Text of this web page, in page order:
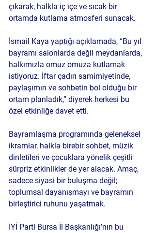
çıkarak, halkla iç içe ve sıcak bir
ortamda kutlama atmosferi sunacak.
İsmail Kaya yaptığı açıklamada, “Bu yıl
bayramı salonlarda değil meydanlarda,
halkımızla omuz omuza kutlamak
istiyoruz. İftar çadırı samimiyetinde,
paylaşımın ve sohbetin bol olduğu bir
ortam planladık,” diyerek herkesi bu
özel etkinliğe davet etti.
Bayramlaşma programında geleneksel
ikramlar, halkla birebir sohbet, müzik
dinletileri ve çocuklara yönelik çeşitli
sürpriz etkinlikler de yer alacak. Amaç,
sadece siyasi bir buluşma değil;
toplumsal dayanışmayı ve bayramın
birleştirici ruhunu yaşatmak.
İYİ Parti Bursa İl Başkanlığı’nın bu